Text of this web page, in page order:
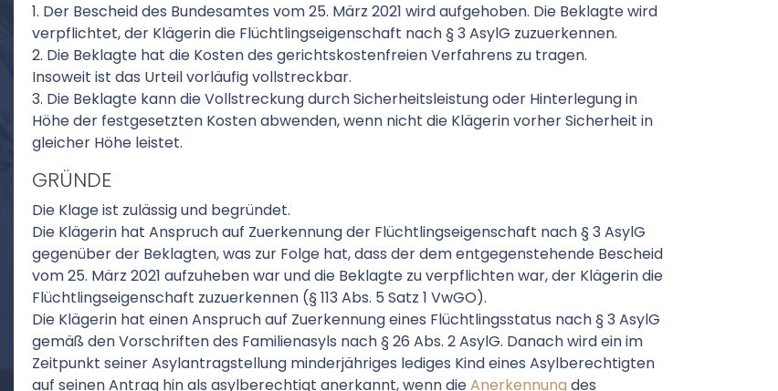
1. Der Bescheid des Bundesamtes vom 25. März 2021 wird aufgehoben. Die Beklagte wird
verpflichtet, der Klägerin die Flüchtlingseigenschaft nach § 3 AsylG zuzuerkennen.
2. Die Beklagte hat die Kosten des gerichtskostenfreien Verfahrens zu tragen.
Insoweit ist das Urteil vorläufig vollstreckbar.
3. Die Beklagte kann die Vollstreckung durch Sicherheitsleistung oder Hinterlegung in
Höhe der festgesetzten Kosten abwenden, wenn nicht die Klägerin vorher Sicherheit in
gleicher Höhe leistet.
GRÜNDE
Die Klage ist zulässig und begründet.
Die Klägerin hat Anspruch auf Zuerkennung der Flüchtlingseigenschaft nach § 3 AsylG
gegenüber der Beklagten, was zur Folge hat, dass der dem entgegenstehende Bescheid
vom 25. März 2021 aufzuheben war und die Beklagte zu verpflichten war, der Klägerin die
Flüchtlingseigenschaft zuzuerkennen (§ 113 Abs. 5 Satz 1 VwGO).
Die Klägerin hat einen Anspruch auf Zuerkennung eines Flüchtlingsstatus nach § 3 AsylG
gemäß den Vorschriften des Familienasyls nach § 26 Abs. 2 AsylG. Danach wird ein im
Zeitpunkt seiner Asylantragstellung minderjähriges lediges Kind eines Asylberechtigten
auf seinen Antrag hin als asylberechtigt anerkannt, wenn dieAnerkennung des